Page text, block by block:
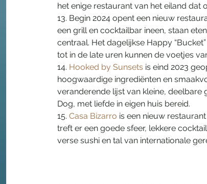
het enige restaurant van het eiland dat
13. Begin 2024 opent een nieuw
een grill en cocktailbar ineen, staan
centraal. Het dagelijkse Happy
tot in de late uren kunnen de voetjes
14. Hooked by Sunsets is eind 2023
hoogwaardige ingrediënten en
veranderende lijst van kleine,
Dog, met liefde in eigen huis bereid.
15. Casa Bizarro is een nieuw
treft er een goede sfeer, lekkere
verse sushi en tal van internationale